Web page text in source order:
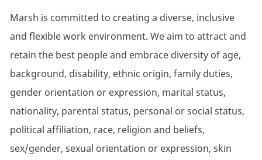
Marsh is committed to creating a diverse, inclusive
and flexible work environment. We aim to attract and
retain the best people and embrace diversity of age,
background, disability, ethnic origin, family duties,
gender orientation or expression, marital status,
nationality, parental status, personal or social status,
political affiliation, race, religion and beliefs,
sex/gender, sexual orientation or expression, skin